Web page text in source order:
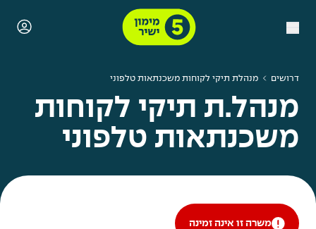
דרושים מנהלת תיקי לקוחות משכנתאות טלפוני
מנהל.ת תיקי לקוחות
משכנתאות טלפוני
משרה זו אינה זמינה